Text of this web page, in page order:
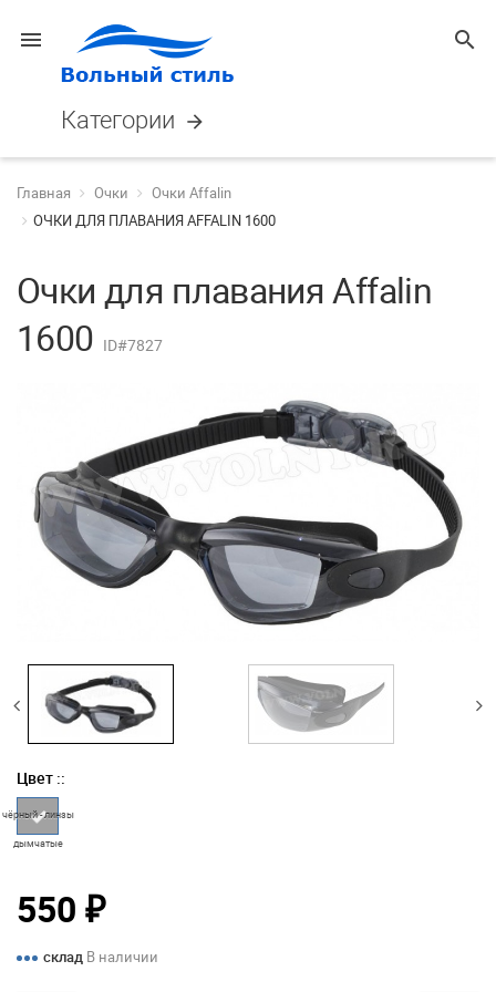
menu search
Категории arrow_forward
Главная Очки
Очки Affalin
ОЧКИ ДЛЯ ПЛАВАНИЯ AFFALIN 1600
Очки для плавания Affalin
1600 ID#7827
Цвет ::
чёрный - линзы
дымчатые
550 ₽
склад В наличии